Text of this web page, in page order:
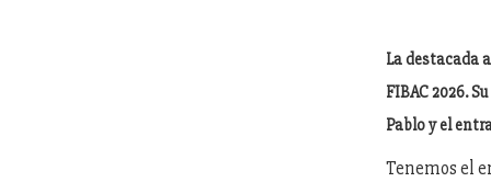
La destacada
FIBAC 2026.
Pablo y el
Tenemos el